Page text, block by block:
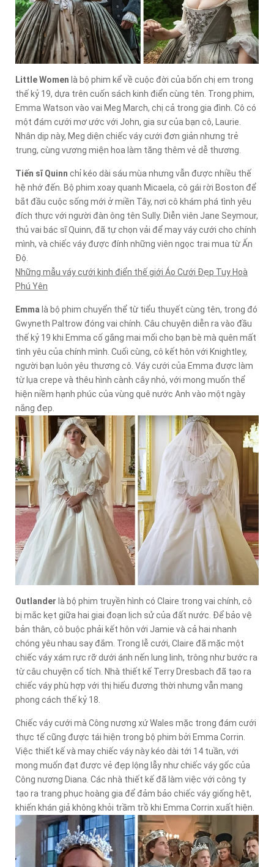
Little Women là bộ phim kể về cuộc đời của bốn chị em trong
thế kỷ 19, dựa trên cuốn sách kinh điển cùng tên. Trong phim,
Emma Watson vào vai Meg March, chị cả trong gia đình. Cô có
một đám cưới mơ ước với John, gia sư của bạn cô, Laurie.
Nhân dịp này, Meg diện chiếc váy cưới đơn giản nhưng trẻ
trung, cùng vương miện hoa làm tăng thêm vẻ dễ thương.
Tiến sĩ Quinn chỉ kéo dài sáu mùa nhưng vẫn được nhiều thế
hệ nhớ đến. Bộ phim xoay quanh Micaela, cô gái rời Boston để
bắt đầu cuộc sống mới ở miền Tây, nơi cô khám phá tình yêu
đích thực với người đàn ông tên Sully. Diễn viên Jane Seymour,
thủ vai bác sĩ Quinn, đã tự chọn vải để may váy cưới cho chính
mình, và chiếc váy được đính những viên ngọc trai mua từ Ấn
Độ.
Những mẫu váy cưới kinh điển thế giới Áo Cưới Đẹp Tuy Hoà
Phú Yên
Emma là bộ phim chuyển thể từ tiểu thuyết cùng tên, trong đó
Gwyneth Paltrow đóng vai chính. Câu chuyện diễn ra vào đầu
thế kỷ 19 khi Emma cố gắng mai mối cho bạn bè mà quên mất
tình yêu của chính mình. Cuối cùng, cô kết hôn với Knightley,
người bạn luôn yêu thương cô. Váy cưới của Emma được làm
từ lụa crepe và thêu hình cành cây nhỏ, với mong muốn thể
hiện niềm hạnh phúc của vùng quê nước Anh vào một ngày
nắng đẹp.
Outlander là bộ phim truyền hình có Claire trong vai chính, cô
bị mắc kẹt giữa hai giai đoạn lịch sử của đất nước. Để bảo vệ
bản thân, cô buộc phải kết hôn với Jamie và cả hai nhanh
chóng yêu nhau say đắm. Trong lễ cưới, Claire đã mặc một
chiếc váy xám rực rỡ dưới ánh nến lung linh, trông như bước ra
từ câu chuyện cổ tích. Nhà thiết kế Terry Dresbach đã tạo ra
chiếc váy phù hợp với thị hiếu đương thời nhưng vẫn mang
phong cách thế kỷ 18.
Chiếc váy cưới mà Công nương xứ Wales mặc trong đám cưới
thực tế cũng được tái hiện trong bộ phim bởi Emma Corrin.
Việc thiết kế và may chiếc váy này kéo dài tới 14 tuần, với
mong muốn đạt được vẻ đẹp lộng lẫy như chiếc váy gốc của
Công nương Diana. Các nhà thiết kế đã làm việc với công ty
tạo ra trang phục hoàng gia để đảm bảo chiếc váy giống hệt,
khiến khán giả không khỏi trầm trồ khi Emma Corrin xuất hiện.